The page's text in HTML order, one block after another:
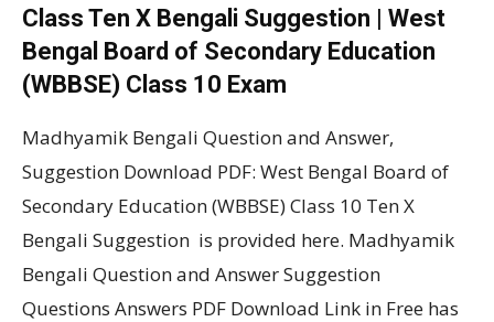
Class Ten X Bengali Suggestion | West
Bengal Board of Secondary Education
(WBBSE) Class 10 Exam
Madhyamik Bengali Question and Answer,
Suggestion Download PDF: West Bengal Board of
Secondary Education (WBBSE) Class 10 Ten X
Bengali Suggestion is provided here. Madhyamik
Bengali Question and Answer Suggestion
Questions Answers PDF Download Link in Free has